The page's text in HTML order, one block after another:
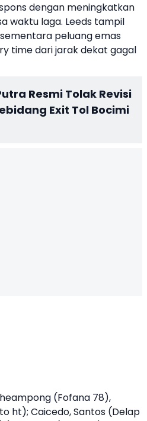
dengan meningkatkan
waktu laga. Leeds tampil
peluang emas
time dari jarak dekat gagal
Resmi Tolak Revisi
Exit Tol Bocimi
(Fofana 78),
ht); Caicedo, Santos (Delap